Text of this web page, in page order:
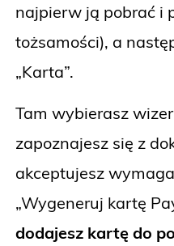
najpierw ją pobrać i
tożsamości), a
„Karta”.
Tam wybierasz
zapoznajesz się z
akceptujesz
„Wygeneruj kartę
dodajesz kartę do